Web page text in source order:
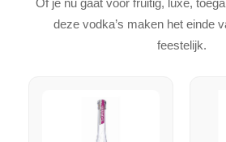
deze vodka’s maken het einde
feestelijk.